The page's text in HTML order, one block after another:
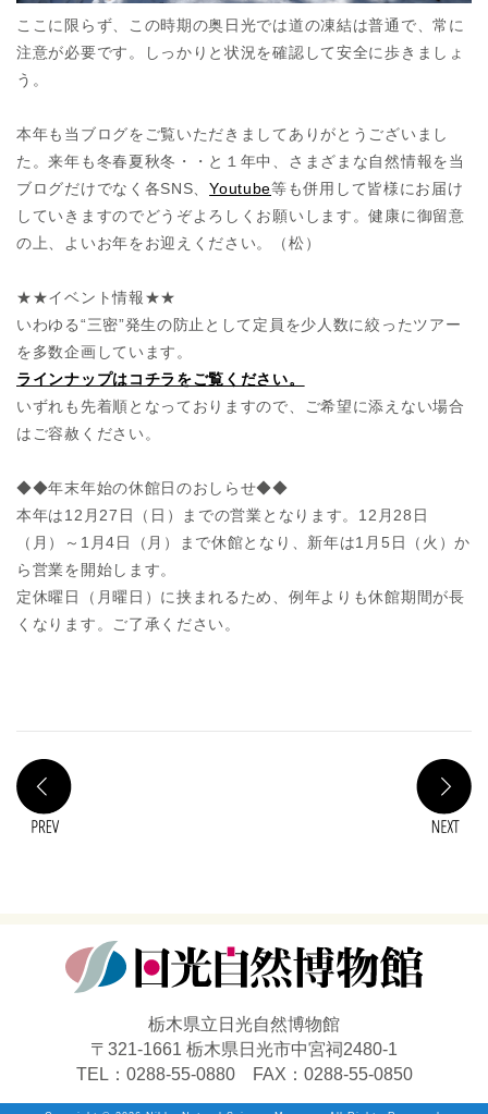
ここに限らず、この時期の奥日光では道の凍結は普通で、常に
注意が必要です。しっかりと状況を確認して安全に歩きましょ
う。
本年も当ブログをご覧いただきましてありがとうございまし
た。来年も冬春夏秋冬・・と１年中、さまざまな自然情報を当
ブログだけでなく各SNS、Youtube等も併用して皆様にお届け
していきますのでどうぞよろしくお願いします。健康に御留意
の上、よいお年をお迎えください。（松）
★★イベント情報★★
いわゆる“三密”発生の防止として定員を少人数に絞ったツアー
を多数企画しています。
ラインナップはコチラをご覧ください。
いずれも先着順となっておりますので、ご希望に添えない場合
はご容赦ください。
◆◆年末年始の休館日のおしらせ◆◆
本年は12月27日（日）までの営業となります。12月28日
（月）～1月4日（月）まで休館となり、新年は1月5日（火）か
ら営業を開始します。
定休曜日（月曜日）に挟まれるため、例年よりも休館期間が長
くなります。ご了承ください。
栃木県立日光自然博物館
〒321-1661 栃木県日光市中宮祠2480-1
TEL：0288-55-0880 FAX：0288-55-0850